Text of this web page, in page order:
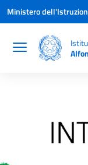
Vai ai contenuti
Vai al menu di
Vai al footer
Ministero